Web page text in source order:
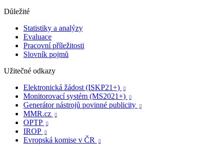
Důležité
Statistiky a analýzy
Evaluace
Pracovní příležitosti
Slovník pojmů
Užitečné odkazy
Elektronická žádost (ISKP21+)

Monitorovací systém (MS2021+) 
Generátor nástrojů povinné publicity 
MMR.cz 
OPTP 
IROP 
Evropská komise v ČR 